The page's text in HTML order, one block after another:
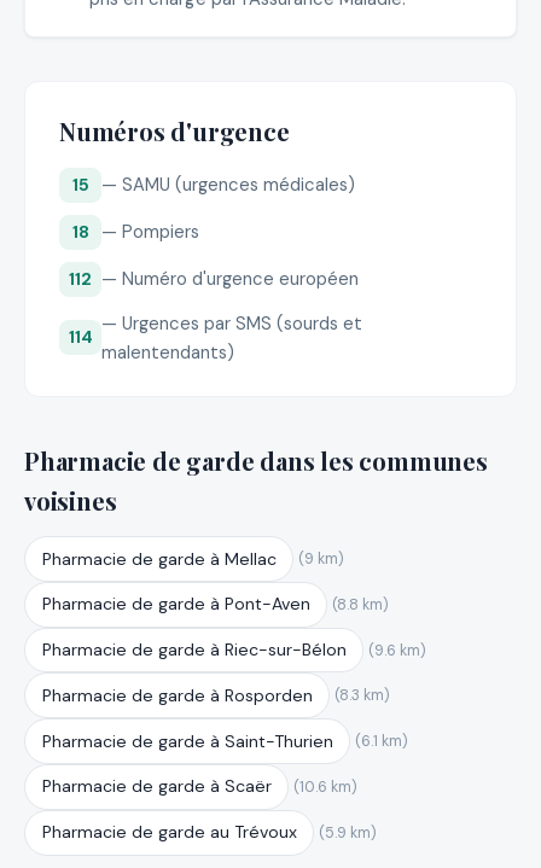
Numéros d'urgence
15 — SAMU (urgences médicales)
18 — Pompiers
112 — Numéro d'urgence européen
114
— Urgences par SMS (sourds et
malentendants)
Pharmacie de garde dans les communes
voisines
Pharmacie de garde à Mellac (9 km)
Pharmacie de garde à Pont-Aven (8.8 km)
Pharmacie de garde à Riec-sur-Bélon (9.6 km)
Pharmacie de garde à Rosporden (8.3 km)
Pharmacie de garde à Saint-Thurien (6.1 km)
Pharmacie de garde à Scaër (10.6 km)
Pharmacie de garde au Trévoux (5.9 km)